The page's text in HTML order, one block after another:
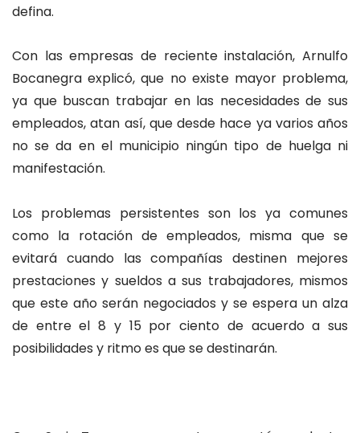
defina.
Con las empresas de reciente instalación, Arnulfo
Bocanegra explicó, que no existe mayor problema,
ya que buscan trabajar en las necesidades de sus
empleados, atan así, que desde hace ya varios años
no se da en el municipio ningún tipo de huelga ni
manifestación.
Los problemas persistentes son los ya comunes
como la rotación de empleados, misma que se
evitará cuando las compañías destinen mejores
prestaciones y sueldos a sus trabajadores, mismos
que este año serán negociados y se espera un alza
de entre el 8 y 15 por ciento de acuerdo a sus
posibilidades y ritmo es que se destinarán.